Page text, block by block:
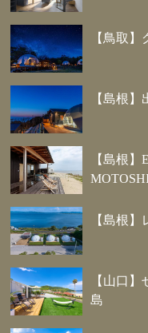
【鳥取
【島根
【島根
【島根
【山口
島